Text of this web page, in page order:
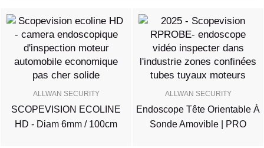
ALLWAN SECURITY
SCOPEVISION ECOLINE
HD - Diam 6mm / 100cm
ALLWAN SECURITY
Endoscope Tête Orientable À
Sonde Amovible | PRO